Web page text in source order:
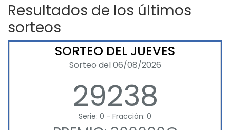
Resultados de los últimos
sorteos
SORTEO DEL JUEVES
Sorteo del 06/08/2026
29238
Serie: 0 - Fracción: 0